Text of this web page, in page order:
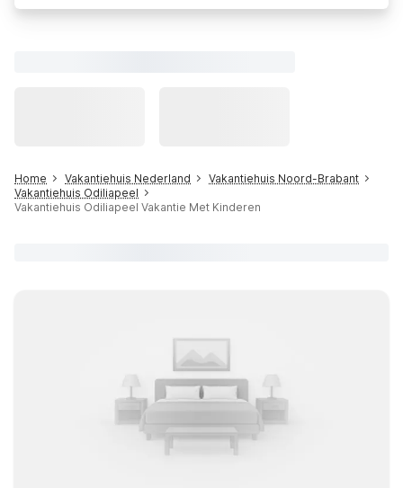
Home Vakantiehuis Nederland
Vakantiehuis Noord-Brabant
Vakantiehuis Odiliapeel
Vakantiehuis Odiliapeel Vakantie Met Kinderen